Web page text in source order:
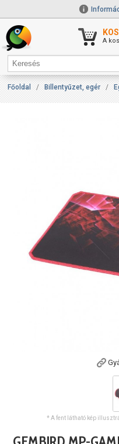
A
Főoldal / Billentyűzet, egér /
* A fent látható kép